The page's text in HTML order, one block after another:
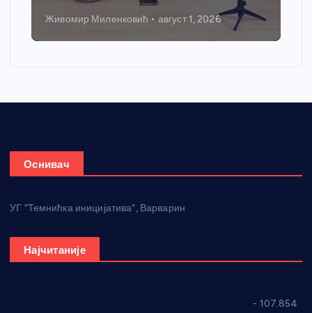
Живомир Миленковић август 1, 2026
Оснивач
УГ “Темнићка иницијатива”, Варварин
Најчитаније
- 107.854